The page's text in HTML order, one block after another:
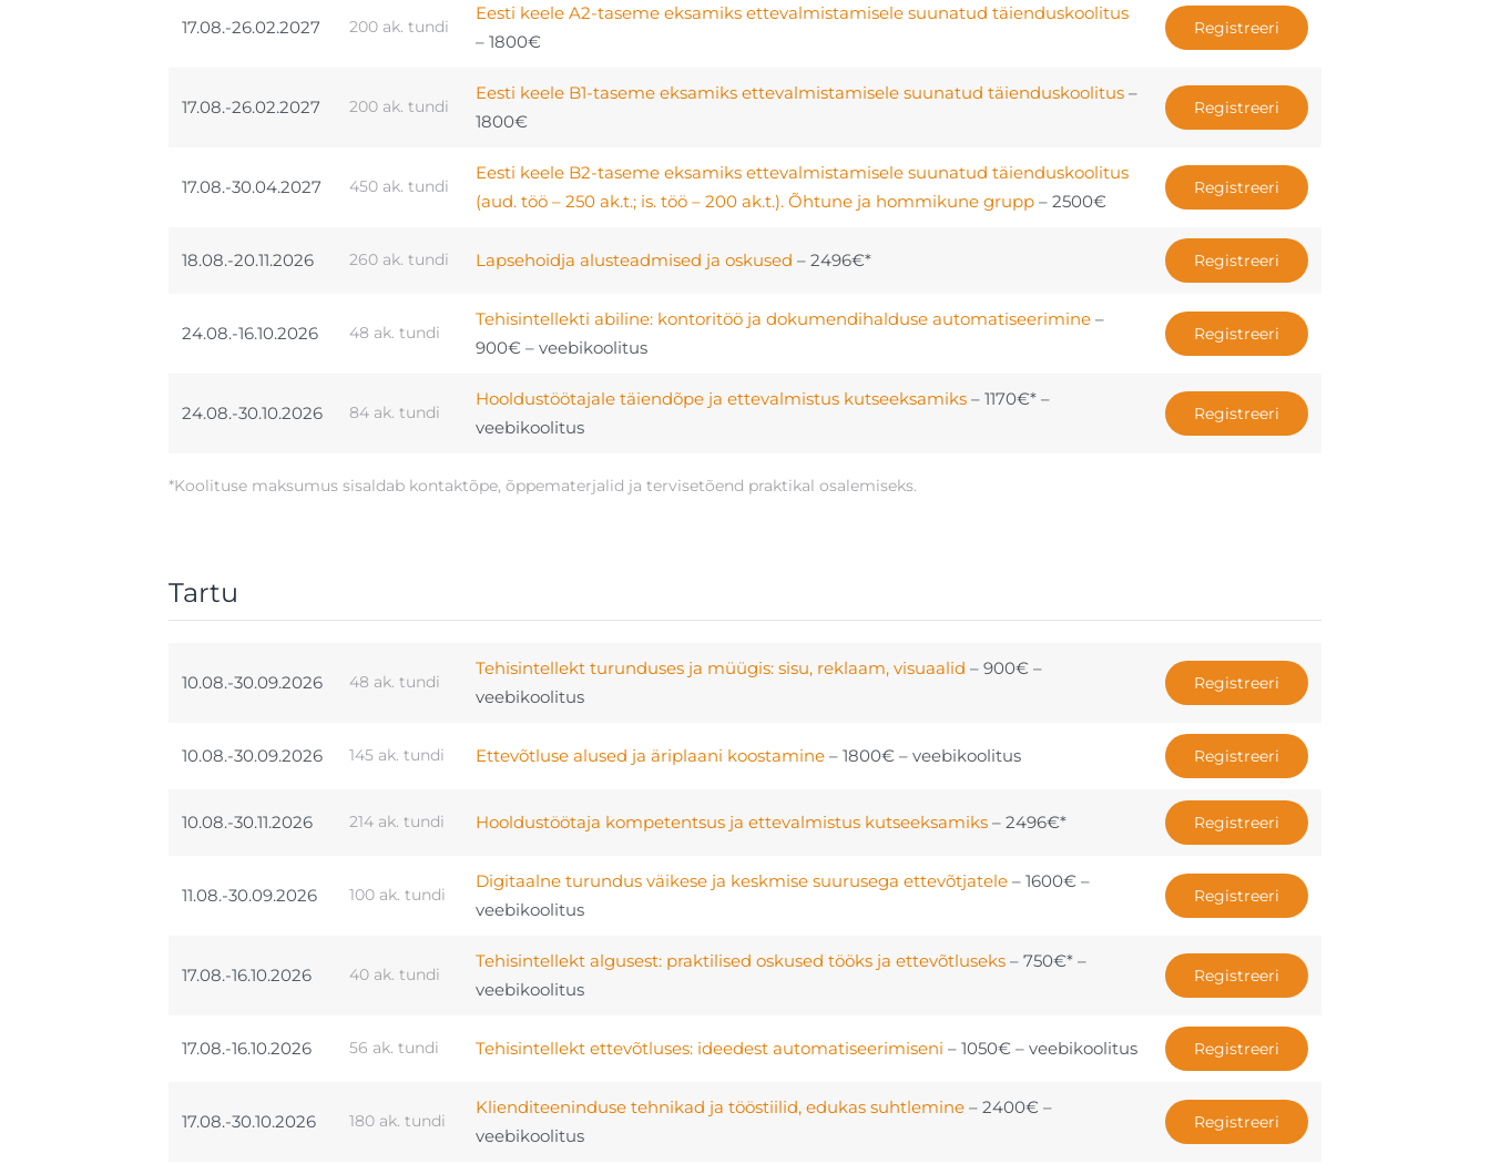
17.08.-26.02.2027 200 ak. tundi
Eesti keele A2-taseme eksamiks ettevalmistamisele suunatud täienduskoolitus
– 1800€
Registreeri
17.08.-26.02.2027 200 ak. tundi
Eesti keele B1-taseme eksamiks ettevalmistamisele suunatud täienduskoolitus –
1800€
Registreeri
17.08.-30.04.2027 450 ak. tundi
Eesti keele B2-taseme eksamiks ettevalmistamisele suunatud täienduskoolitus
(aud. töö – 250 ak.t.; is. töö – 200 ak.t.). Õhtune ja hommikune grupp – 2500€
Registreeri
18.08.-20.11.2026 260 ak. tundi Lapsehoidja alusteadmised ja oskused – 2496€* Registreeri
24.08.-16.10.2026 48 ak. tundi
Tehisintellekti abiline: kontoritöö ja dokumendihalduse automatiseerimine –
900€ – veebikoolitus
Registreeri
24.08.-30.10.2026 84 ak. tundi
Hooldustöötajale täiendõpe ja ettevalmistus kutseeksamiks – 1170€* –
veebikoolitus
Registreeri
*Koolituse maksumus sisaldab kontaktõpe, õppematerjalid ja tervisetõend praktikal osalemiseks.
Tartu
10.08.-30.09.2026 48 ak. tundi
Tehisintellekt turunduses ja müügis: sisu, reklaam, visuaalid – 900€ –
veebikoolitus
Registreeri
10.08.-30.09.2026 145 ak. tundi Ettevõtluse alused ja äriplaani koostamine – 1800€ – veebikoolitus Registreeri
10.08.-30.11.2026 214 ak. tundi Hooldustöötaja kompetentsus ja ettevalmistus kutseeksamiks – 2496€* Registreeri
11.08.-30.09.2026 100 ak. tundi
Digitaalne turundus väikese ja keskmise suurusega ettevõtjatele – 1600€ –
veebikoolitus
Registreeri
17.08.-16.10.2026 40 ak. tundi
Tehisintellekt algusest: praktilised oskused tööks ja ettevõtluseks – 750€* –
veebikoolitus
Registreeri
17.08.-16.10.2026 56 ak. tundi Tehisintellekt ettevõtluses: ideedest automatiseerimiseni – 1050€ – veebikoolitus Registreeri
17.08.-30.10.2026 180 ak. tundi
Klienditeeninduse tehnikad ja tööstiilid, edukas suhtlemine – 2400€ –
veebikoolitus
Registreeri